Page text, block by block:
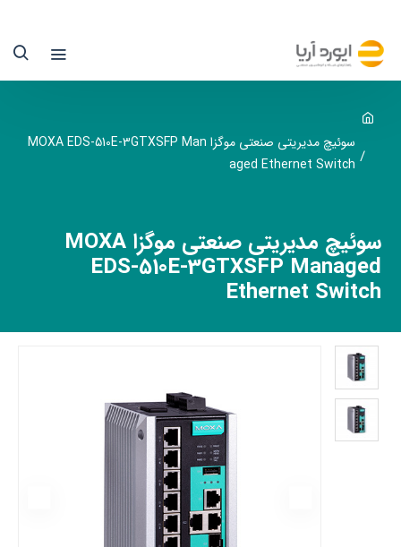
مدیریتی
صنعتی
موگزا
MOXA
510E-
3GTXSFP
ایوردآریا
تنها
نماینده
رسمی
سوئیچ مدیریتی صنعتی موگزا MOXA EDS-510E-3GTXSFP Man
aged Ethernet Switch
سوئیچ مدیریتی صنعتی موگزا MOXA
EDS-510E-3GTXSFP Managed
Ethernet Switch